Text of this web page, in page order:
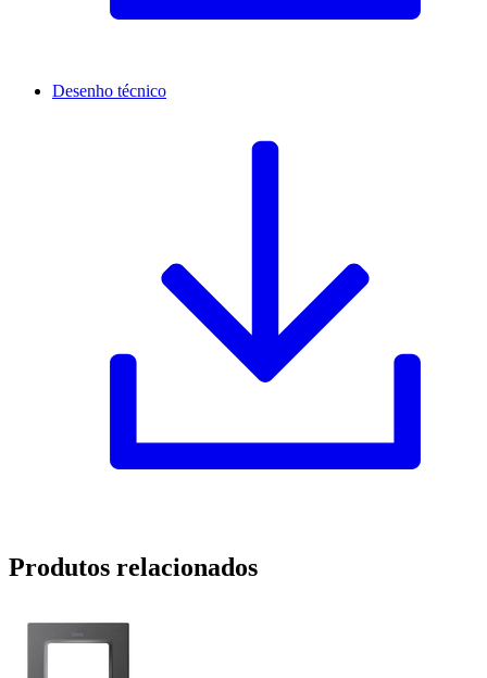
Desenho técnico
Produtos relacionados